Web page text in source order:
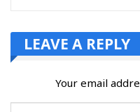
LEAVE A REPLY
Your email